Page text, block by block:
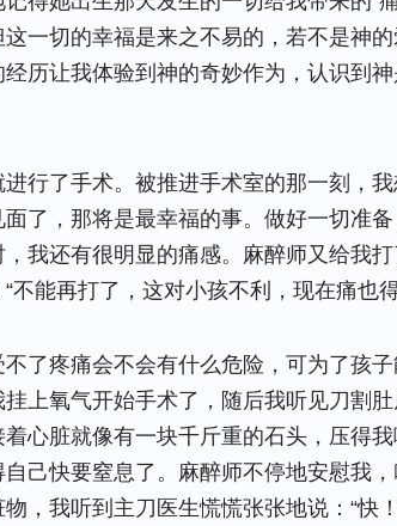
一切的幸福是来之不易的，若不是神
历让我体验到神的奇妙作为，认识到
行了手术。被推进手术室的那一刻，
了，那将是最幸福的事。做好一切准
我还有很明显的痛感。麻醉师又给我
不能再打了，这对小孩不利，现在痛也
了疼痛会不会有什么危险，可为了孩子
上氧气开始手术了，随后我听见刀割肚
心脏就像有一块千斤重的石头，压得我
己快要窒息了。麻醉师不停地安慰我，
，我听到主刀医生慌慌张张地说：“快